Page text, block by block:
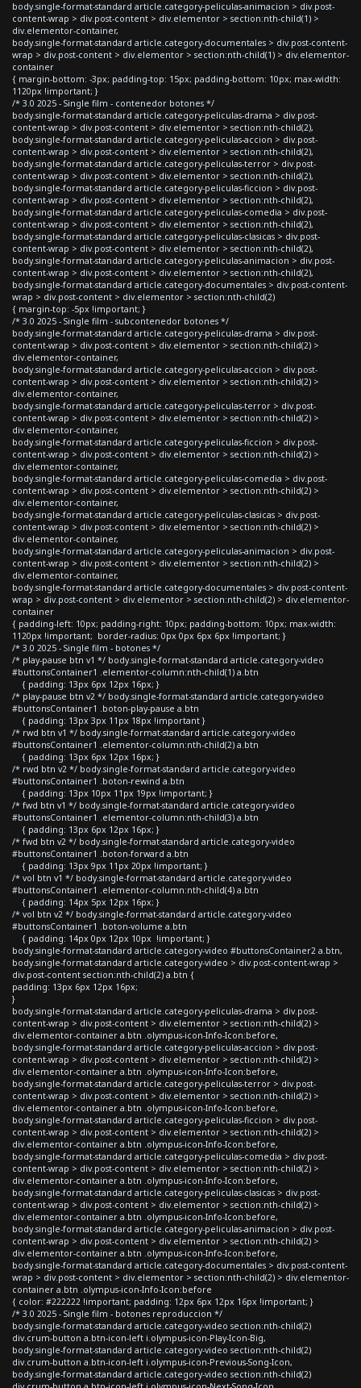
body.single-format-standard article.category-peliculas-animacion > div.post-
content-wrap > div.post-content > div.elementor > section:nth-child(1) >
div.elementor-container,
body.single-format-standard article.category-documentales > div.post-content-
wrap > div.post-content > div.elementor > section:nth-child(1) > div.elementor-
container
{ margin-bottom: -3px; padding-top: 15px; padding-bottom: 10px; max-width:
1120px !important; }
/* 3.0 2025 - Single film - contenedor botones */
body.single-format-standard article.category-peliculas-drama > div.post-
content-wrap > div.post-content > div.elementor > section:nth-child(2),
body.single-format-standard article.category-peliculas-accion > div.post-
content-wrap > div.post-content > div.elementor > section:nth-child(2),
body.single-format-standard article.category-peliculas-terror > div.post-
content-wrap > div.post-content > div.elementor > section:nth-child(2),
body.single-format-standard article.category-peliculas-ficcion > div.post-
content-wrap > div.post-content > div.elementor > section:nth-child(2),
body.single-format-standard article.category-peliculas-comedia > div.post-
content-wrap > div.post-content > div.elementor > section:nth-child(2),
body.single-format-standard article.category-peliculas-clasicas > div.post-
content-wrap > div.post-content > div.elementor > section:nth-child(2),
body.single-format-standard article.category-peliculas-animacion > div.post-
content-wrap > div.post-content > div.elementor > section:nth-child(2),
body.single-format-standard article.category-documentales > div.post-content-
wrap > div.post-content > div.elementor > section:nth-child(2)
{ margin-top: -5px !important; }
/* 3.0 2025 - Single film - subcontenedor botones */
body.single-format-standard article.category-peliculas-drama > div.post-
content-wrap > div.post-content > div.elementor > section:nth-child(2) >
div.elementor-container,
body.single-format-standard article.category-peliculas-accion > div.post-
content-wrap > div.post-content > div.elementor > section:nth-child(2) >
div.elementor-container,
body.single-format-standard article.category-peliculas-terror > div.post-
content-wrap > div.post-content > div.elementor > section:nth-child(2) >
div.elementor-container,
body.single-format-standard article.category-peliculas-ficcion > div.post-
content-wrap > div.post-content > div.elementor > section:nth-child(2) >
div.elementor-container,
body.single-format-standard article.category-peliculas-comedia > div.post-
content-wrap > div.post-content > div.elementor > section:nth-child(2) >
div.elementor-container,
body.single-format-standard article.category-peliculas-clasicas > div.post-
content-wrap > div.post-content > div.elementor > section:nth-child(2) >
div.elementor-container,
body.single-format-standard article.category-peliculas-animacion > div.post-
content-wrap > div.post-content > div.elementor > section:nth-child(2) >
div.elementor-container,
body.single-format-standard article.category-documentales > div.post-content-
wrap > div.post-content > div.elementor > section:nth-child(2) > div.elementor-
container
{ padding-left: 10px; padding-right: 10px; padding-bottom: 10px; max-width:
1120px !important; border-radius: 0px 0px 6px 6px !important; }
/* 3.0 2025 - Single film - botones */
/* play-pause btn v1 */ body.single-format-standard article.category-video
#buttonsContainer1 .elementor-column:nth-child(1) a.btn
{ padding: 13px 6px 12px 16px; }
/* play-pause btn v2 */ body.single-format-standard article.category-video
#buttonsContainer1 .boton-play-pause a.btn
{ padding: 13px 3px 11px 18px !important }
/* rwd btn v1 */ body.single-format-standard article.category-video
#buttonsContainer1 .elementor-column:nth-child(2) a.btn
{ padding: 13px 6px 12px 16px; }
/* rwd btn v2 */ body.single-format-standard article.category-video
#buttonsContainer1 .boton-rewind a.btn
{ padding: 13px 10px 11px 19px !important; }
/* fwd btn v1 */ body.single-format-standard article.category-video
#buttonsContainer1 .elementor-column:nth-child(3) a.btn
{ padding: 13px 6px 12px 16px; }
/* fwd btn v2 */ body.single-format-standard article.category-video
#buttonsContainer1 .boton-forward a.btn
{ padding: 13px 9px 11px 20px !important; }
/* vol btn v1 */ body.single-format-standard article.category-video
#buttonsContainer1 .elementor-column:nth-child(4) a.btn
{ padding: 14px 5px 12px 16px; }
/* vol btn v2 */ body.single-format-standard article.category-video
#buttonsContainer1 .boton-volume a.btn
{ padding: 14px 0px 12px 10px !important; }
body.single-format-standard article.category-video #buttonsContainer2 a.btn,
body.single-format-standard article.category-video > div.post-content-wrap >
div.post-content section:nth-child(2) a.btn {
padding: 13px 6px 12px 16px;
}
body.single-format-standard article.category-peliculas-drama > div.post-
content-wrap > div.post-content > div.elementor > section:nth-child(2) >
div.elementor-container a.btn .olympus-icon-Info-Icon:before,
body.single-format-standard article.category-peliculas-accion > div.post-
content-wrap > div.post-content > div.elementor > section:nth-child(2) >
div.elementor-container a.btn .olympus-icon-Info-Icon:before,
body.single-format-standard article.category-peliculas-terror > div.post-
content-wrap > div.post-content > div.elementor > section:nth-child(2) >
div.elementor-container a.btn .olympus-icon-Info-Icon:before,
body.single-format-standard article.category-peliculas-ficcion > div.post-
content-wrap > div.post-content > div.elementor > section:nth-child(2) >
div.elementor-container a.btn .olympus-icon-Info-Icon:before,
body.single-format-standard article.category-peliculas-comedia > div.post-
content-wrap > div.post-content > div.elementor > section:nth-child(2) >
div.elementor-container a.btn .olympus-icon-Info-Icon:before,
body.single-format-standard article.category-peliculas-clasicas > div.post-
content-wrap > div.post-content > div.elementor > section:nth-child(2) >
div.elementor-container a.btn .olympus-icon-Info-Icon:before,
body.single-format-standard article.category-peliculas-animacion > div.post-
content-wrap > div.post-content > div.elementor > section:nth-child(2) >
div.elementor-container a.btn .olympus-icon-Info-Icon:before,
body.single-format-standard article.category-documentales > div.post-content-
wrap > div.post-content > div.elementor > section:nth-child(2) > div.elementor-
container a.btn .olympus-icon-Info-Icon:before
{ color: #222222 !important; padding: 12px 6px 12px 16px !important; }
/* 3.0 2025 - Single film - botones reproduccion */
body.single-format-standard article.category-video section:nth-child(2)
div.crum-button a.btn-icon-left i.olympus-icon-Play-Icon-Big,
body.single-format-standard article.category-video section:nth-child(2)
div.crum-button a.btn-icon-left i.olympus-icon-Previous-Song-Icon,
body.single-format-standard article.category-video section:nth-child(2)